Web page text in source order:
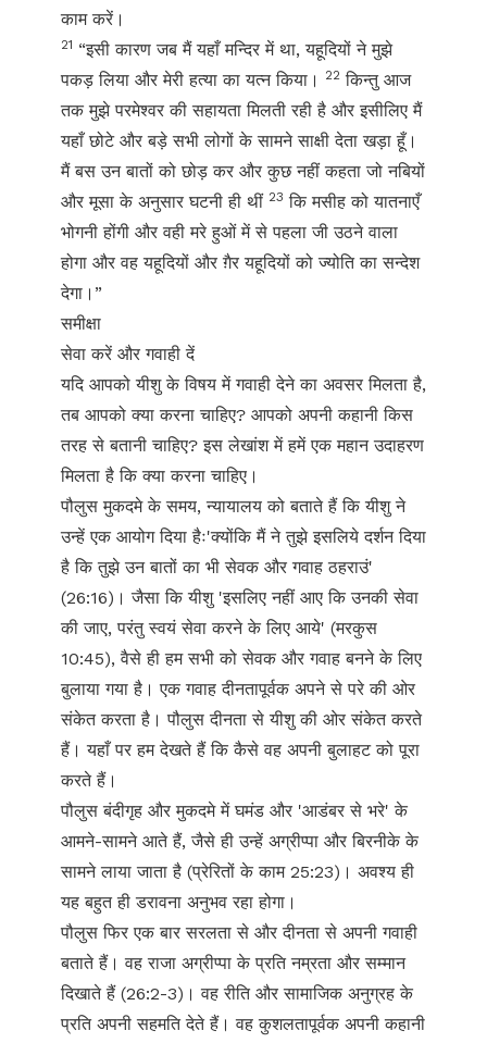
काम करें।
21 “इसी कारण जब मैं यहाँ मन्दिर में था, यहूदियों ने मुझे
पकड़ लिया और मेरी हत्या का यत्न किया।
22 किन्तु आज
तक मुझे परमेश्वर की सहायता मिलती रही है और इसीलिए मैं
यहाँ छोटे और बड़े सभी लोगों के सामने साक्षी देता खड़ा हूँ।
मैं बस उन बातों को छोड़ कर और कुछ नहीं कहता जो नबियों
और मूसा के अनुसार घटनी ही थीं 23 कि मसीह को यातनाएँ
भोगनी होंगी और वही मरे हुओं में से पहला जी उठने वाला
होगा और वह यहूदियों और ग़ैर यहूदियों को ज्योति का सन्देश
देगा।”
समीक्षा
सेवा करें और गवाही दें
यदि आपको यीशु के विषय में गवाही देने का अवसर मिलता है,
तब आपको क्या करना चाहिए? आपको अपनी कहानी किस
तरह से बतानी चाहिए? इस लेखांश में हमें एक महान उदाहरण
मिलता है कि क्या करना चाहिए।
पौलुस मुकदमे के समय, न्यायालय को बताते हैं कि यीशु ने
उन्हें एक आयोग दिया हैः'क्योंकि मैं ने तुझे इसलिये दर्शन दिया
है कि तुझे उन बातों का भी सेवक और गवाह ठहराउं'
(26:16)। जैसा कि यीशु 'इसलिए नहीं आए कि उनकी सेवा
की जाए, परंतु स्वयं सेवा करने के लिए आये' (मरकुस
10:45), वैसे ही हम सभी को सेवक और गवाह बनने के लिए
बुलाया गया है। एक गवाह दीनतापूर्वक अपने से परे की ओर
संकेत करता है। पौलुस दीनता से यीशु की ओर संकेत करते
हैं। यहाँ पर हम देखते हैं कि कैसे वह अपनी बुलाहट को पूरा
करते हैं।
पौलुस बंदीगृह और मुकदमे में घमंड और 'आडंबर से भरे' के
आमने-सामने आते हैं, जैसे ही उन्हें अग्रीप्पा और बिरनीके के
सामने लाया जाता है (प्रेरितों के काम 25:23)। अवश्य ही
यह बहुत ही डरावना अनुभव रहा होगा।
पौलुस फिर एक बार सरलता से और दीनता से अपनी गवाही
बताते हैं। वह राजा अग्रीप्पा के प्रति नम्रता और सम्मान
दिखाते हैं (26:2-3)। वह रीति और सामाजिक अनुग्रह के
प्रति अपनी सहमति देते हैं। वह कुशलतापूर्वक अपनी कहानी